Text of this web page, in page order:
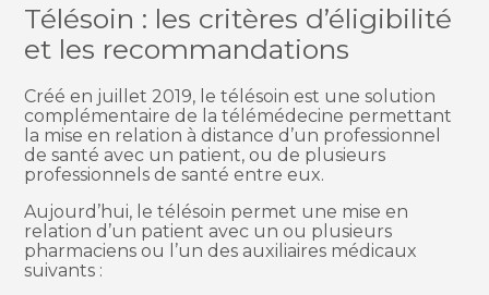
Télésoin : les critères d’éligibilité
et les recommandations
Créé en juillet 2019, le télésoin est une solution
complémentaire de la télémédecine permettant
la mise en relation à distance d’un professionnel
de santé avec un patient, ou de plusieurs
professionnels de santé entre eux.
Aujourd’hui, le télésoin permet une mise en
relation d’un patient avec un ou plusieurs
pharmaciens ou l’un des auxiliaires médicaux
suivants :